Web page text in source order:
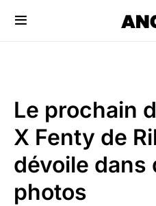
Le prochain
X Fenty de
dévoile dans
photos